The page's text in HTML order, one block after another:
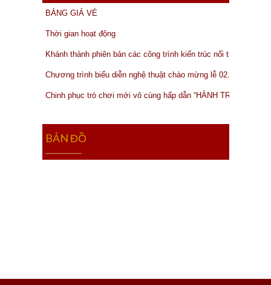
BẢNG GIÁ VÉ
Thời gian hoạt động
Khánh thành phiên bản các công trình kiến trúc nổi tiếng của
Chương trình biểu diễn nghệ thuật chào mừng lễ 02.09.2019
Chinh phục trò chơi mới vô cùng hấp dẫn “HÀNH TRÌNH MẠO
BẢN ĐỒ